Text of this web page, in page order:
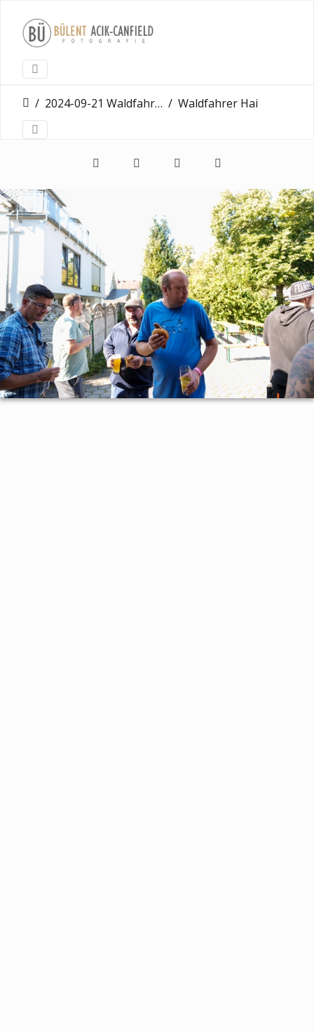
2024-09-21 Waldfahrer Erbenheim Waldfahrer Hairgangster Wiesbaden Erbenheim 21 09 2024 0032